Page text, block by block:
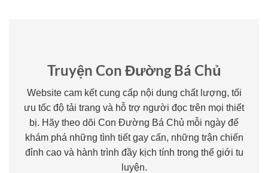
Truyện Con Đường Bá Chủ
Website cam kết cung cấp nội dung chất lượng, tối
ưu tốc độ tải trang và hỗ trợ người đọc trên mọi thiết
bị. Hãy theo dõi Con Đường Bá Chủ mỗi ngày để
khám phá những tình tiết gay cấn, những trận chiến
đỉnh cao và hành trình đầy kịch tính trong thế giới tu
luyện.